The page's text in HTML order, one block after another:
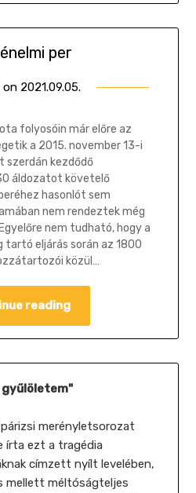
per
on 2021.09.05.
Géza
folyosóin már előre az
a 2015. november 13-i
szerdán kezdődő
áldozatot követelő
hasonlót sem
nem rendeztek még
nem tudható, hogy a
tartó eljárás során az 1800
közül…
reading
gyűlöletem"
merényletsorozat
írta ezt a tragédia
címzett nyílt levelében,
mellett méltóságteljes